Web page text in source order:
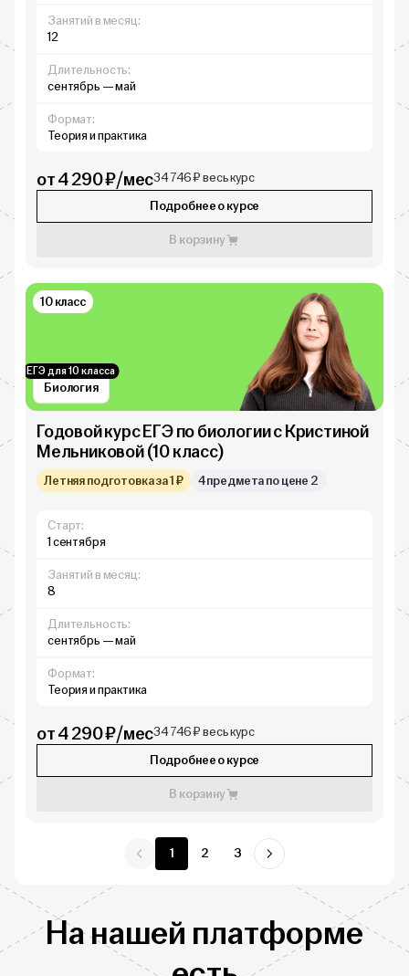
Занятий в месяц:
12
Длительность:
сентябрь — май
Формат:
Теория и практика
от 4 290 ₽/мес34 746 ₽ весь курс
Подробнее о курсе
В корзину
Биология
ЕГЭ для 10 класса
10 класс
Годовой курс ЕГЭ по биологии с Кристиной
Мельниковой (10 класс)
Летняя подготовка за 1 ₽ 4 предмета по цене 2
Старт:
1 сентября
Занятий в месяц:
8
Длительность:
сентябрь — май
Формат:
Теория и практика
от 4 290 ₽/мес34 746 ₽ весь курс
Подробнее о курсе
В корзину
1 2 3
На нашей платформе